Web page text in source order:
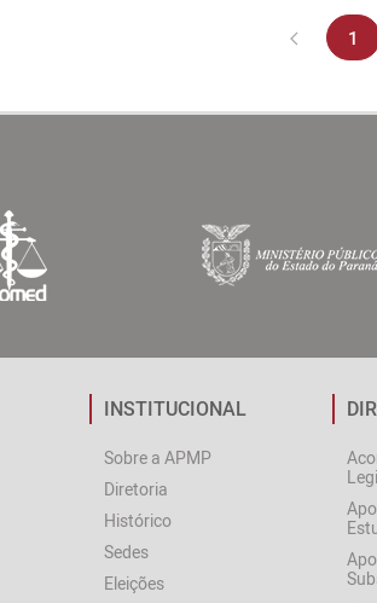
1
INSTITUCIONAL
Sobre a APMP
Diretoria
Histórico
Sedes
Eleições